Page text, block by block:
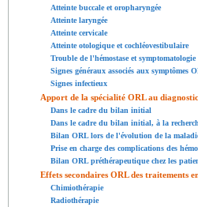
Atteinte buccale et oropharyngée
Atteinte laryngée
Atteinte cervicale
Atteinte otologique et cochléovestibulaire
Trouble de l'hémostase et
Signes généraux associés aux symptômes
Signes infectieux
Apport de la spécialité ORL au
Dans le cadre du bilan initial
Dans le cadre du bilan initial, à la
Bilan ORL lors de l'évolution de la
Prise en charge des complications des
Bilan ORL préthérapeutique chez les
Effets secondaires ORL des traitements
Chimiothérapie
Radiothérapie